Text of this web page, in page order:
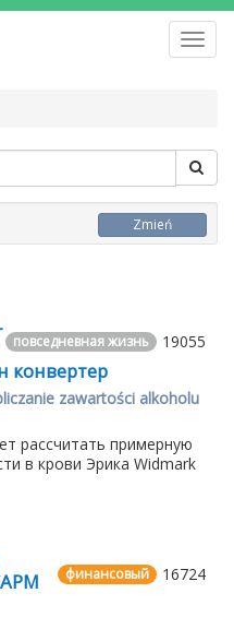
Zmień
19055
повседневная жизнь
конвертер
zawartości alkoholu
рассчитать примерную
в крови Эрика Widmark
16724
финансовый